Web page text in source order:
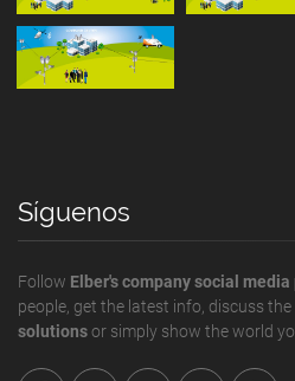
Síguenos
Follow Elber's company social media
people, get the latest info, discuss
solutionsor simply show the world